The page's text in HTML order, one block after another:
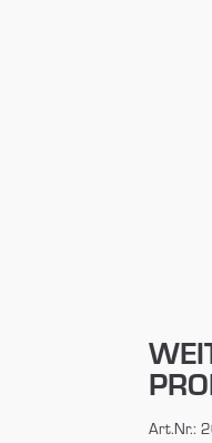
Art.Nr.: